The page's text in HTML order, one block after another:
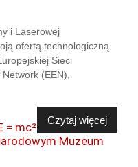
i Laserowej
ofertą technologiczną
Sieci
(EEN),
Czytaj więcej
= mc²
Muzeum